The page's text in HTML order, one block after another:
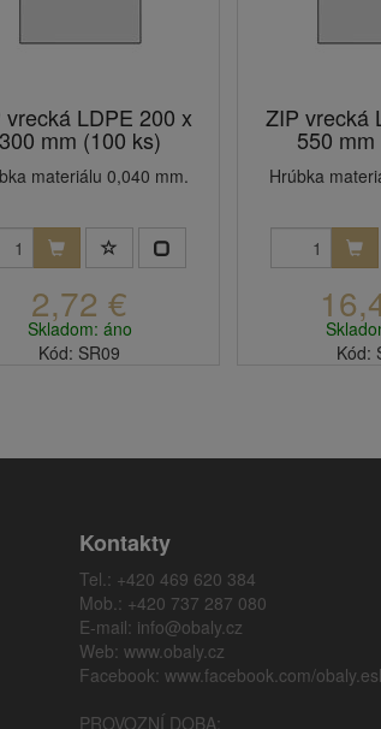
vrecká LDPE 200 x
300 mm (100 ks)
materiálu 0,040 mm.
2,72 €
Skladom: áno
Kód: SR09
ZIP vrecká
550
Hrúbka
Kód:
Kontakty
Tel.: +420 469 620 384
Mob.: +420 737 287 080
E-mail: info@obaly.cz
Web: www.obaly.cz
Facebook: www.facebook.com/
PROVOZNÍ DOBA: